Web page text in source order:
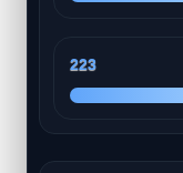
223